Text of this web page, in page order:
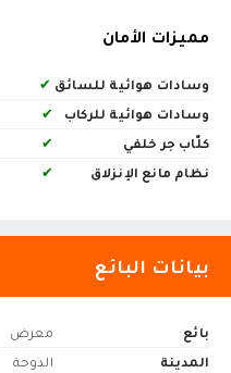
مميزات الأمان
وسادات هوائية للسائق ✔
وسادات هوائية للركاب
✔
كلّاب جر خلفي
✔
نظام مانع الإنزلاق
✔
بيانات البائع
بائع
معرض
المدينة
الدوحة